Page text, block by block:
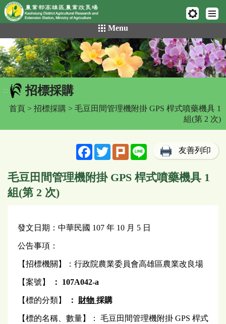
網頁置頂
到
主
要
內
容
區
Menu
::: 招標採購
首頁 > 招標採購 > 毛豆田間管理機附掛 GPS 桿式噴藥機具 1
組(第 2 次)
FacebookTwitterPlurk Line 友善列印
毛豆田間管理機附掛 GPS 桿式噴藥機具 1
組(第 2 次)
發文日期：中華民國 107 年 10 月 5 日
公告事項：
【招標機關】：行政院農業委員會高雄區農業改良場
【案號】 ： 107A042-a
【標的分類】 ： 財物 採購
【標的名稱、數量】： 毛豆田間管理機附掛 GPS 桿式